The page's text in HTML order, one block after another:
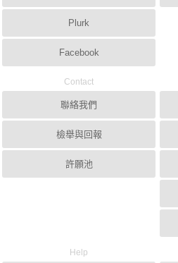
Plurk
Facebook
Contact
聯絡我們
檢舉與回報
許願池
Help